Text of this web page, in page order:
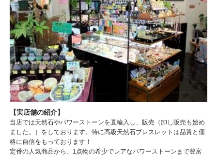
【実店舗の紹介】
当店では天然石やパワーストーンを直輸入し、販売（卸し販売も始め
ました。）をしております。特に高級天然石ブレスレットは品質と価
格に自信をもっております！
定番の人気商品から、1点物の希少でレアなパワーストーンまで豊富